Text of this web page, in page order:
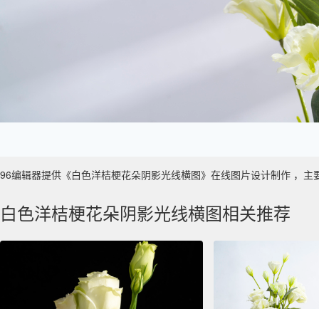
96编辑器提供《白色洋桔梗花朵阴影光线横图》在线图片设计制作 ，
白色洋桔梗花朵阴影光线横图相关推荐